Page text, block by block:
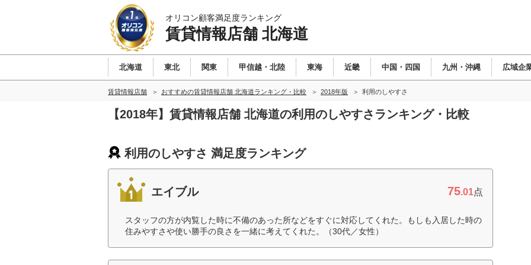
オリコン顧客満足度ランキング
賃貸情報店舗 北海道
北海道 東北 関東 甲信越・北陸 東海 近畿 中国・四国 九州・沖縄 広域企
賃貸情報店舗 おすすめの賃貸情報店舗 北海道ランキング・比較 2018年版 利用のしやすさ
【2018年】賃貸情報店舗 北海道の利用のしやすさランキング・比較
利用のしやすさ 満足度ランキング
エイブル 75.01点
スタッフの方が内覧した時に不備のあった所などをすぐに対応してくれた。もしも入居した時の
住みやすさや使い勝手の良さを一緒に考えてくれた。（30代／女性）